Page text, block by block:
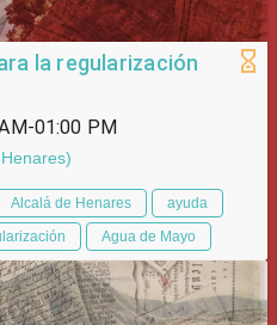
la regularización
01:00 PM
Alcalá de Henares
ayuda
Agua de Mayo